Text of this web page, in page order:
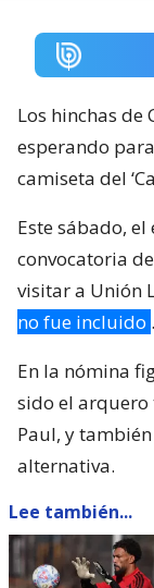
Los hinchas de
esperando
camiseta del
Este sábado,
convocatoria
visitar a Unión
no fue incluido .
En la nómina
sido el
Paul, y también
alternativa.
Lee también...